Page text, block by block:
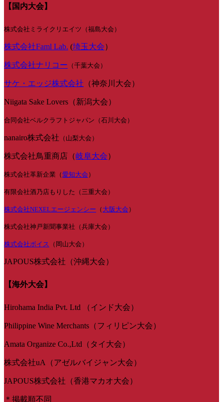
【国内大会】
株式会社ミライクリエイツ（福島大会）
株式会社Faml Lab. (埼玉大会）
株式会社ナリコー （千葉大会）
サケ・エッジ株式会社 （神奈川大会）
Niigata Sake Lovers（新潟大会）
合同会社ベルクラフトジャパン（石川大会）
nanairo株式会社 （山梨大会）
株式会社鳥重商店（岐阜大会）
株式会社革新企業（愛知大会 ）
有限会社酒乃店もりした（三重大会）
株式会社NEXELエージェンシー （ 大阪大会 ）
株式会社神戸新聞事業社（兵庫大会）
株式会社ボイス （岡山大会）
JAPOUS株式会社（沖縄大会）
【海外大会】
Hirohama India Pvt. Ltd （インド大会）
Philippine Wine Merchants（フィリピン大会）
Amata Organize Co.,Ltd（タイ大会）
株式会社uA（アゼルバイジャン大会）
JAPOUS株式会社（香港マカオ大会）
＊掲載順不同